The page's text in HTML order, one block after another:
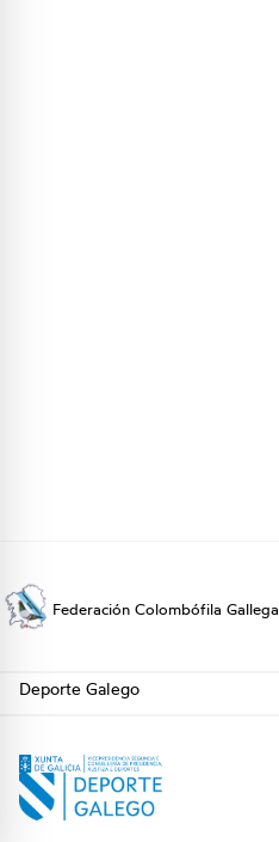
Federación Colombófila Gallega
Deporte Galego